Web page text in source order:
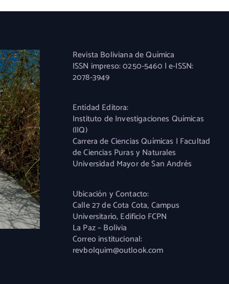
Revista Boliviana de Química
ISSN impreso: 0250-5460 | e-ISSN:
2078-3949
Entidad Editora:
Instituto de Investigaciones Químicas
(IIQ)
Carrera de Ciencias Químicas | Facultad
de Ciencias Puras y Naturales
Universidad Mayor de San Andrés
Ubicación y Contacto:
Calle 27 de Cota Cota, Campus
Universitario, Edificio FCPN
La Paz – Bolivia
Correo institucional:
revbolquim@outlook.com